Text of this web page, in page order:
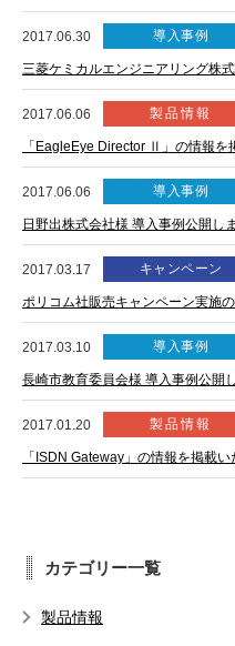
2017.06.30 導入事例
三菱ケミカルエンジニアリング株
2017.06.06 製品情報
「EagleEye Director Ⅱ」の情報を
2017.06.06 導入事例
日野出株式会社様 導入事例公開し
2017.03.17 キャンペーン
ポリコム社販売キャンペーン実施
2017.03.10 導入事例
長崎市教育委員会様 導入事例公開
2017.01.20 製品情報
「ISDN Gateway」の情報を掲載
カテゴリー一覧
製品情報